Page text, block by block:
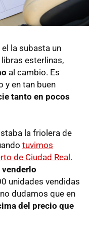
la subasta un
esterlinas,
al cambio. Es
y en tan buen
tanto en pocos
la friolera de
tuvimos
de Ciudad Real.
unidades vendidas
dudamos que en
del precio que